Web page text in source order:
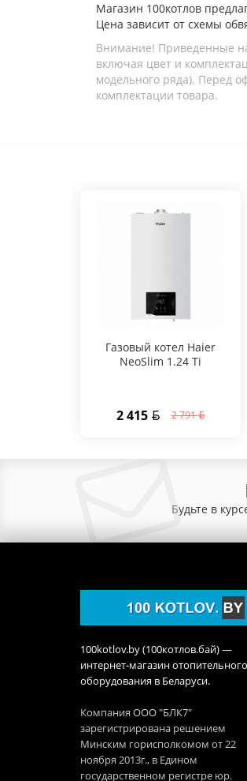
Магазин 100котлов
Цена зависит от схемы
Внимание! Приведенные
включая цвет и
модельного ряда). Перед
комплектации товара.
Газовый котел Haier
NeoSlim 1.24 Ti
2 415 2 791
Будьте в
100kotlov.by (100котлов.бай) —
интернет-магазин отопительного
оборудования в Беларуси.
Компания ООО "БЛК7"
зарегистрирована решением
Минским горисполкомом от 22
ноября 2013г., в Едином
государственном регистре юр.